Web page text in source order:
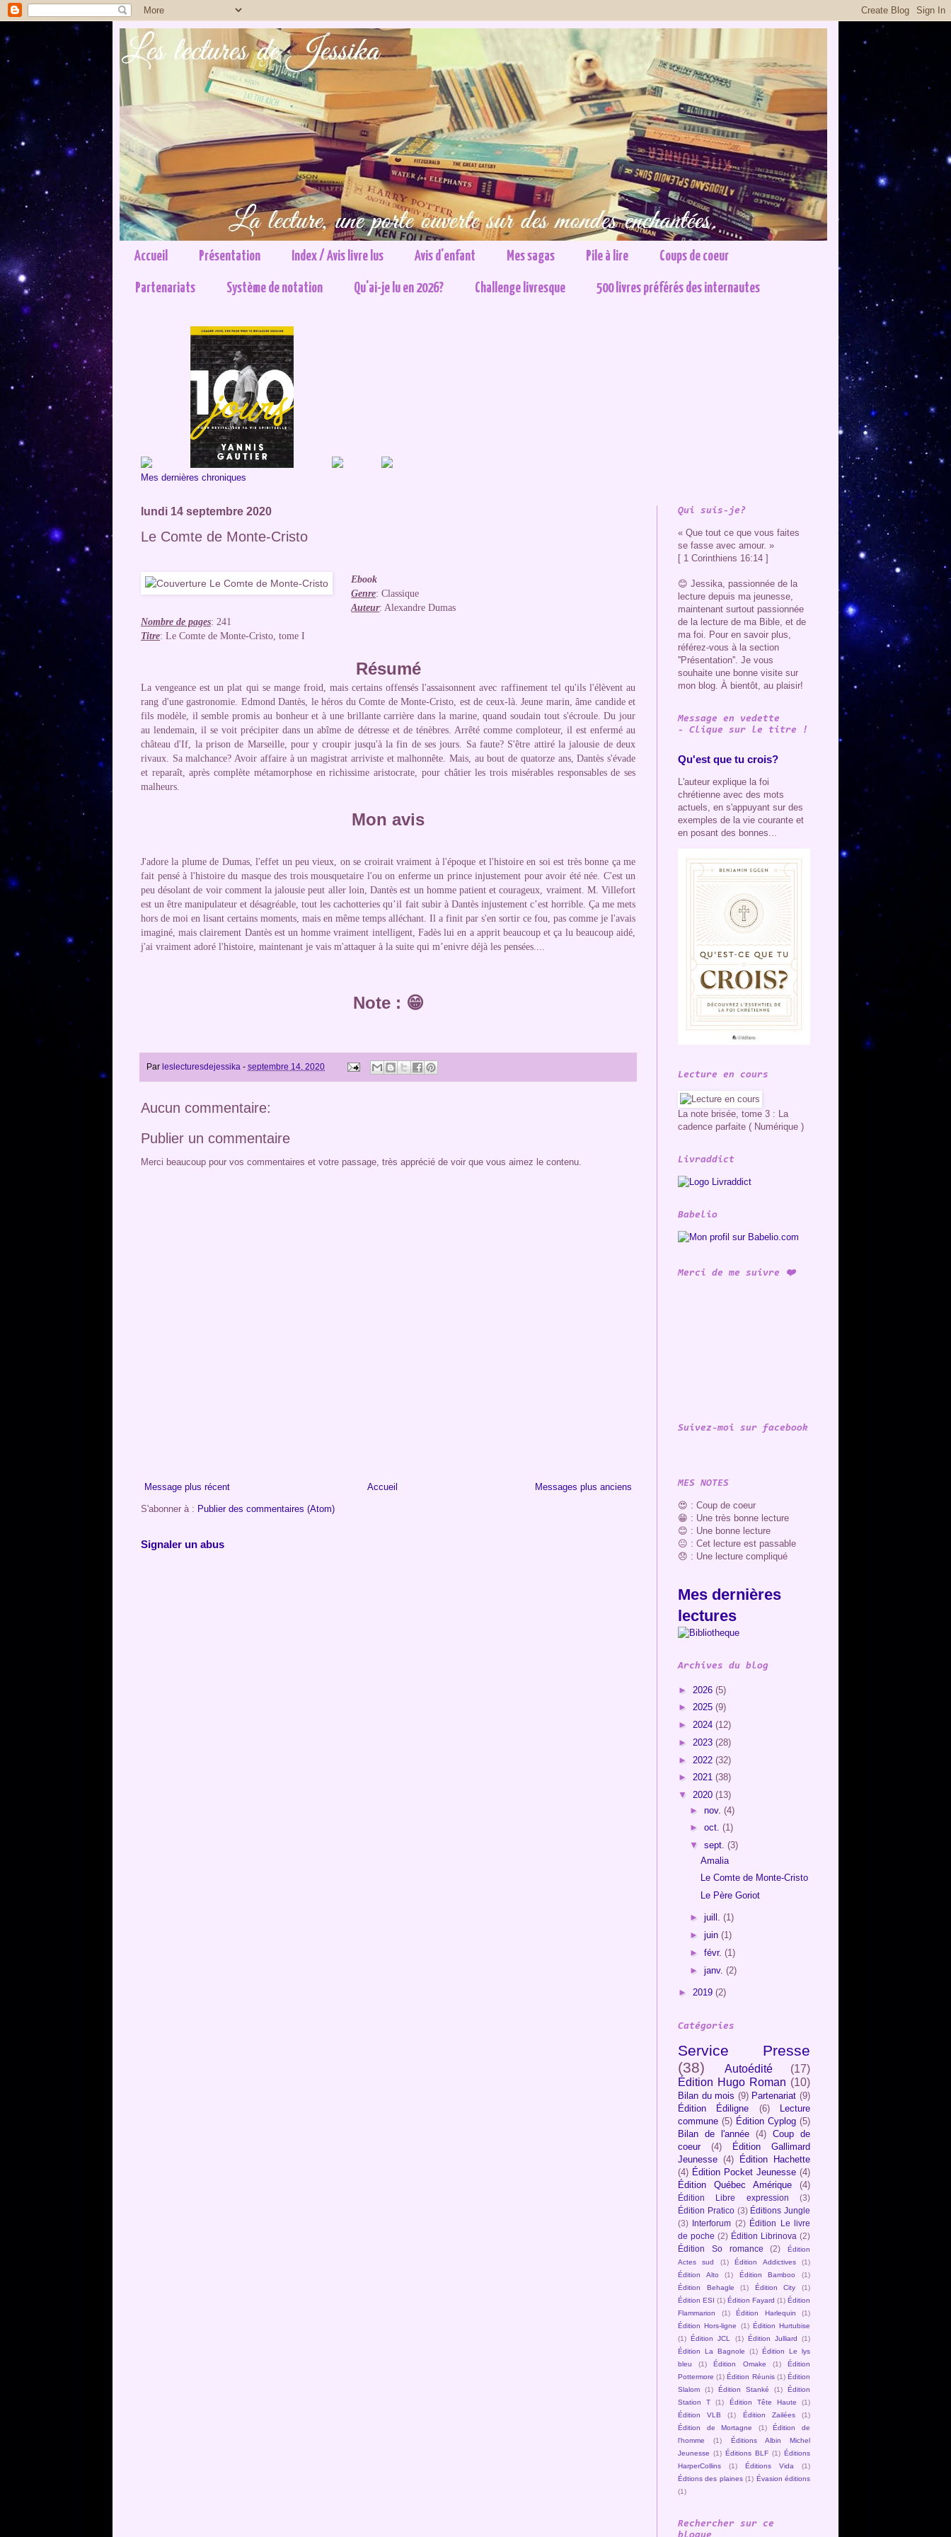
Accueil Présentation Index / Avis livre lus Avis d'enfant Mes sagas Pile à lire Coups de coeur
Partenariats Système de notation Qu'ai-je lu en 2026? Challenge livresque 500 livres préférés des internautes
Mes dernières chroniques
lundi 14 septembre 2020
Le Comte de Monte-Cristo
Ebook
Genre: Classique
Auteur: Alexandre Dumas
Nombre de pages: 241
Titre: Le Comte de Monte-Cristo, tome I
Résumé
La vengeance est un plat qui se mange froid, mais certains offensés l'assaisonnent avec raffinement tel qu'ils l'élèvent au
rang d'une gastronomie. Edmond Dantès, le héros du Comte de Monte-Cristo, est de ceux-là. Jeune marin, âme candide et
fils modèle, il semble promis au bonheur et à une brillante carrière dans la marine, quand soudain tout s'écroule. Du jour
au lendemain, il se voit précipiter dans un abîme de détresse et de ténèbres. Arrêté comme comploteur, il est enfermé au
château d'If, la prison de Marseille, pour y croupir jusqu'à la fin de ses jours. Sa faute? S'être attiré la jalousie de deux
rivaux. Sa malchance? Avoir affaire à un magistrat arriviste et malhonnête. Mais, au bout de quatorze ans, Dantès s'évade
et reparaît, après complète métamorphose en richissime aristocrate, pour châtier les trois misérables responsables de ses
malheurs.
Mon avis
J'adore la plume de Dumas, l'effet un peu vieux, on se croirait vraiment à l'époque et l'histoire en soi est très bonne ça me
fait pensé à l'histoire du masque des trois mousquetaire l'ou on enferme un prince injustement pour avoir été née. C'est un
peu désolant de voir comment la jalousie peut aller loin, Dantès est un homme patient et courageux, vraiment. M. Villefort
est un être manipulateur et désagréable, tout les cachotteries qu’il fait subir à Dantès injustement c’est horrible. Ça me mets
hors de moi en lisant certains moments, mais en même temps alléchant. Il a finit par s'en sortir ce fou, pas comme je l'avais
imaginé, mais clairement Dantès est un homme vraiment intelligent, Fadès lui en a apprit beaucoup et ça lu beaucoup aidé,
j'ai vraiment adoré l'histoire, maintenant je vais m'attaquer à la suite qui m’enivre déjà les pensées....
Note : 😁
Par leslecturesdejessika - septembre 14, 2020
Aucun commentaire:
Publier un commentaire
Merci beaucoup pour vos commentaires et votre passage, très apprécié de voir que vous aimez le contenu.
Message plus récent Messages plus anciens
Accueil
S'abonner à : Publier des commentaires (Atom)
Signaler un abus
Qui suis-je?
« Que tout ce que vous faites
se fasse avec amour. »
[ 1 Corinthiens 16:14 ]
😊 Jessika, passionnée de la
lecture depuis ma jeunesse,
maintenant surtout passionnée
de la lecture de ma Bible, et de
ma foi. Pour en savoir plus,
référez-vous à la section
''Présentation''. Je vous
souhaite une bonne visite sur
mon blog. À bientôt, au plaisir!
Message en vedette
- Clique sur le titre !
Qu'est que tu crois?
L'auteur explique la foi
chrétienne avec des mots
actuels, en s'appuyant sur des
exemples de la vie courante et
en posant des bonnes...
Lecture en cours
La note brisée, tome 3 : La
cadence parfaite ( Numérique )
Livraddict
Babelio
Merci de me suivre ❤️
Suivez-moi sur facebook
MES NOTES
😍 : Coup de coeur
😁 : Une très bonne lecture
😊 : Une bonne lecture
😐 : Cet lecture est passable
😞 : Une lecture compliqué
Mes dernières
lectures
Archives du blog
► 2026 (5)
► 2025 (9)
► 2024 (12)
► 2023 (28)
► 2022 (32)
► 2021 (38)
▼ 2020 (13)
► nov. (4)
► oct. (1)
▼ sept. (3)
Amalia
Le Comte de Monte-Cristo
Le Père Goriot
► juill. (1)
► juin (1)
► févr. (1)
► janv. (2)
► 2019 (2)
Catégories
Service Presse
(38)
Autoédité
(17)
Édition Hugo Roman (10)
Bilan du mois (9) Partenariat (9)
Édition Édiligne
(6)
Lecture
commune (5) Édition Cyplog (5)
Bilan de l'année (4) Coup de
coeur
(4)
Édition Gallimard
Jeunesse (4)
Édition Hachette
(4) Édition Pocket Jeunesse (4)
Édition Québec Amérique
(4)
Édition Libre expression
(3)
Édition Pratico (3) Éditions Jungle
(3)
Interforum (2) Édition Le livre
de poche (2) Édition Librinova (2)
Édition So romance
(2)
Édition
Actes sud
(1) Édition Addictives
(1)
Édition Alto
(1) Édition Bamboo
(1)
Édition Behagle
(1) Édition City
(1)
Édition ESI (1) Édition Fayard (1) Édition
Flammarion
(1) Édition Harlequin
(1)
Édition Hors-ligne
(1) Édition Hurtubise
(1) Édition JCL (1) Édition Julliard
(1)
Édition La Bagnole
(1) Édition Le lys
bleu
(1) Édition Omake (1)
Édition
Pottermore (1) Édition Réunis (1) Édition
Slalom
(1) Édition Stanké (1)
Édition
Station T
(1) Édition Tête Haute
(1)
Édition VLB
(1) Édition Zailées
(1)
Édition de Mortagne
(1)
Édition de
l'homme
(1)
Éditions Albin Michel
Jeunesse (1) Éditions BLF (1) Éditions
HarperCollins
(1) Éditions Vida
(1)
Édtions des plaines (1) Évasion éditions
(1)
Rechercher sur ce